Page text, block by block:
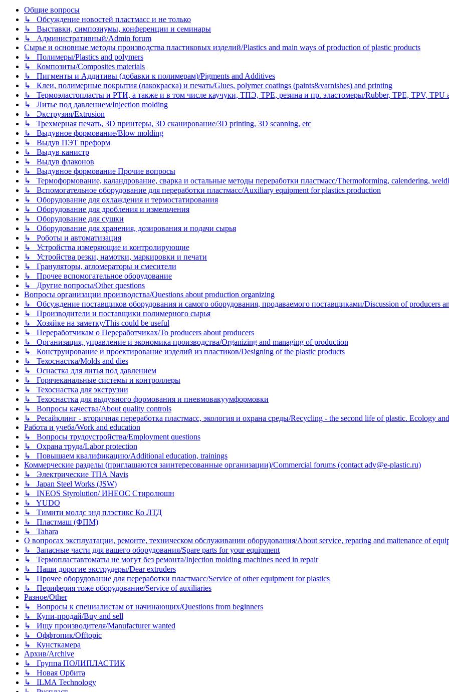
Общие вопросы
↳ Обсуждение новостей пластмасс и не только
↳ Выставки, симпозиумы, конференции и семинары
↳ Административный/Admin forum
Сырье и основные методы производства пластиковых изделий/Plastics and main ways of production of plastic products
↳ Полимеры/Plastics and polymers
↳ Композиты/Сomposites materials
↳ Пигменты и Аддитивы (добавки к полимерам)/Pigments and Additives
↳ Клеи, полимерные покрытия (лакокраска) и печать/Glues, polymer coatings (paints&varnishes) and printing
↳ Термоэластопласты и РТИ, а также и в том числе каучуки, ТПЭ, TPE, резина и пр. эластомеры/Rubber, TPE, TPV, TPU
↳ Литье под давлением/Injection molding
↳ Экструзия/Extrusion
↳ Трехмерная печать, 3D принтеры, 3D сканирование/3D printing, 3D scanning, etc
↳ Выдувное формование/Blow molding
↳ Выдув ПЭТ преформ
↳ Выдув канистр
↳ Выдув флаконов
↳ Выдувное формование Прочие вопросы
↳ Термоформование, каландрование, сварка и остальные методы переработки пластмасс/Thermoforming, calendering,
↳ Вспомогательное оборудование для переработки пластмасс/Auxiliary equipment for plastics production
↳ Оборудование для охлаждения и термостатирования
↳ Оборудование для дробления и измельчения
↳ Оборудование для сушки
↳ Оборудование для хранения, дозирования и подачи сырья
↳ Роботы и автоматизация
↳ Устройства измеряющие и контролирующие
↳ Устройства резки, намотки, маркировки и печати
↳ Грануляторы, агломераторы и смесители
↳ Прочее вспомогательное оборудование
↳ Другие вопросы/Other questions
Вопросы организации производства/Questions about production organizing
↳ Обсуждение поставщиков оборудования и самого оборудования, продаваемого поставщиками/Discussion of producers
↳ Производители и поставщики полимерного сырья
↳ Хозяйке на заметку/This could be useful
↳ Переработчикам о Переработчиках/To producers about producers
↳ Организация, управление и экономика производства/Organizing and managing of production
↳ Конструирование и проектирование изделий из пластиков/Designing of the plastic products
↳ Техоснастка/Molds and dies
↳ Оснастка для литья под давлением
↳ Горячеканальные системы и контроллеры
↳ Техоснастка для экструзии
↳ Техоснастка для выдувного формования и пневмовакуумформовки
↳ Вопросы качества/About quality controls
↳ Ресайклинг - вторичная переработка пластмасс, экология и охрана среды/Recycling - the second life of plastic. Ecology
Работа и учеба/Work and education
↳ Вопросы трудоустройства/Employment questions
↳ Охрана труда/Labor protection
↳ Повышаем квалификацию/Additional education, trainings
Коммерческие разделы (приглашаются заинтересованные организации)/Commercial forums (contact adv@e-plastic.ru)
↳ Электрические ТПА Navis
↳ Japan Steel Works (JSW)
↳ INEOS Styrolution/ ИНЕОС Стиролюшн
↳ YUDO
↳ Тимити молдс энд плэстикс Ко ЛТД
↳ Пластмаш (ФПМ)
↳ Tahara
О вопросах эксплуатации, ремонте, техническом обслуживании оборудования/About service, reparing and maitenance of
↳ Запасные части для вашего оборудования/Spare parts for your equipment
↳ Термопластавтоматы не могут без ремонта/Injection molding machines need in repair
↳ Наши дорогие экструдеры/Dear extruders
↳ Прочее оборудование для переработки пластмасс/Service of other equipment for plastics
↳ Периферия тоже оборудование/Service of auxiliaries
Разное/Other
↳ Вопросы к специалистам от начинающих/Questions from beginners
↳ Купи-продай/Buy and sell
↳ Ищу производителя/Manufacturer wanted
↳ Оффтопик/Offtopic
↳ Кунсткамера
Архив/Archive
↳ Группа ПОЛИПЛАСТИК
↳ Новая Орбита
↳ ILMA Technology